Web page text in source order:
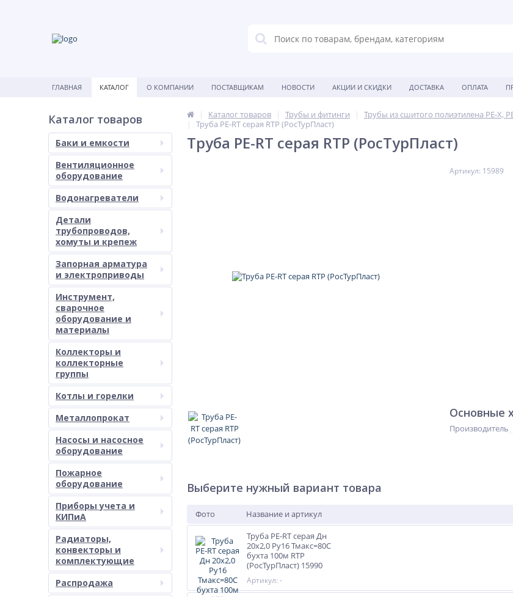
ГЛАВНАЯ КАТАЛОГ О КОМПАНИИ ПОСТАВЩИКАМ НОВОСТИ АКЦИИ И СКИДКИ ДОСТАВКА ОПЛАТА
Каталог товаров
Баки и емкости
Вентиляционное
оборудование
Водонагреватели
Детали
трубопроводов,
хомуты и крепеж
Запорная арматура
и электроприводы
Инструмент,
сварочное
оборудование и
материалы
Коллекторы и
коллекторные
группы
Котлы и горелки
Металлопрокат
Насосы и насосное
оборудование
Пожарное
оборудование
Приборы учета и
КИПиА
Радиаторы,
конвекторы и
комплектующие
Распродажа
Каталог товаров Трубы и фитинги
Трубы из сшитого полиэтилена PE-X,
Труба PE-RT серая RTP (РосТурПласт)
Труба PE-RT серая RTP (РосТурПласт)
Артикул: 15989
Основные
Производитель
Выберите нужный вариант товара
Фото Название и артикул
Труба PE-RT серая Дн
20х2,0 Ру16 Тмакс=80C
бухта 100м RTP
(РосТурПласт) 15990
Артикул: -